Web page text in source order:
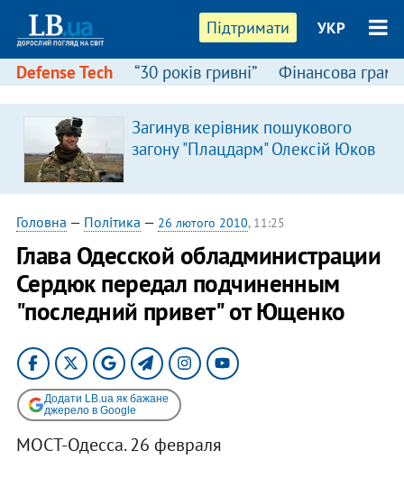
Підтримати УКР
Defense Tech “30 років гривні” Фінансова
Загинув керівник пошукового
загону "Плацдарм" Олексій Юков
Головна — Політика — 26 лютого 2010, 11:25
Глава Одесской обладминистрации
Сердюк передал подчиненным
"последний привет" от Ющенко
Додати LB.ua як бажане
джерело в Google
МОСТ-Одесса. 26 февраля